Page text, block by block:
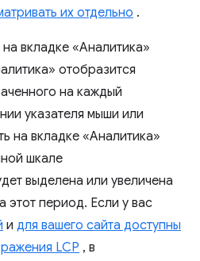
их отдельно .
на вкладке «Аналитика»
отобразится
на каждый
указателя мыши или
на вкладке «Аналитика»
шкале
выделена или увеличена
этот период. Если у вас
и для вашего сайта доступны
LCP , в